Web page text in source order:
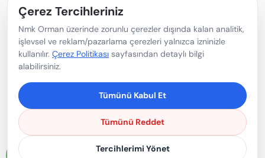
Copyright © 2023 Nemka Yapı Tic. Ltd. Şti. | Tüm Hakları
Saklıdır. | Çerez Tercihleri
Çerez Tercihleriniz
Nmk Orman üzerinde zorunlu çerezler dışında kalan analitik,
işlevsel ve reklam/pazarlama çerezleri yalnızca izninizle
kullanılır. Çerez Politikası sayfasından detaylı bilgi
alabilirsiniz.
Tümünü Kabul Et
Tümünü Reddet
Tercihlerimi Yönet